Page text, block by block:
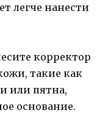
легче нанести
корректор
такие как
или пятна,
основание.